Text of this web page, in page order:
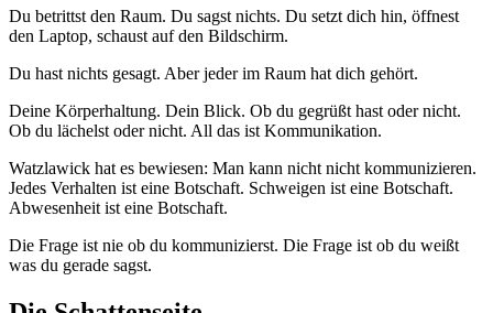
Du betrittst den Raum. Du sagst nichts. Du setzt dich hin, öffnest
den Laptop, schaust auf den Bildschirm.
Du hast nichts gesagt. Aber jeder im Raum hat dich gehört.
Deine Körperhaltung. Dein Blick. Ob du gegrüßt hast oder nicht.
Ob du lächelst oder nicht. All das ist Kommunikation.
Watzlawick hat es bewiesen: Man kann nicht nicht kommunizieren.
Jedes Verhalten ist eine Botschaft. Schweigen ist eine Botschaft.
Abwesenheit ist eine Botschaft.
Die Frage ist nie ob du kommunizierst. Die Frage ist ob du weißt
was du gerade sagst.